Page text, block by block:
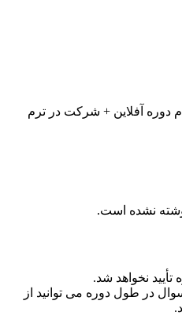
دوره آفلاین + شرکت در ترم
نشده است.
تأیید نخواهد شد.
در طول دوره می توانید از